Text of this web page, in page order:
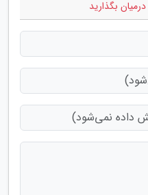
بگذارید